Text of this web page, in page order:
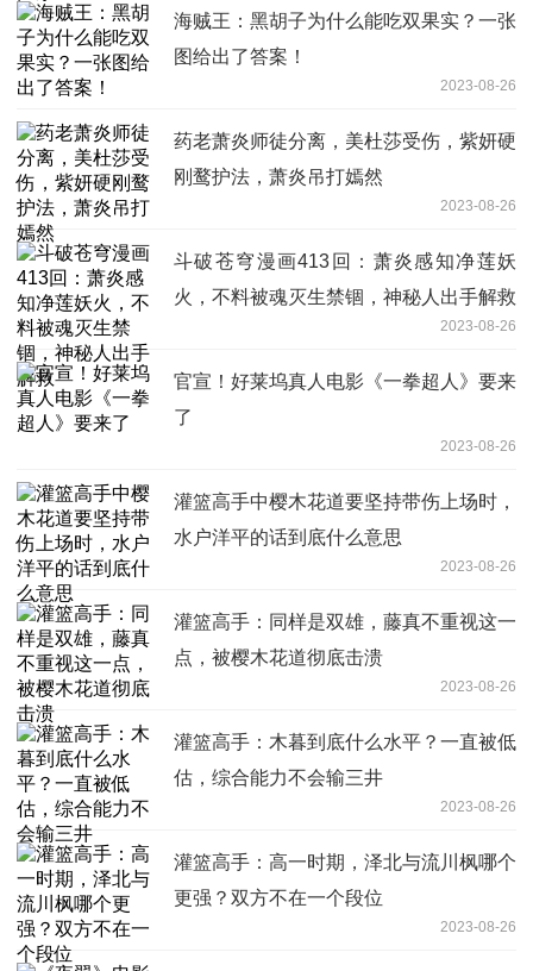
海贼王：黑胡子为什么能吃双果实？一张
图给出了答案！
2023-08-26
药老萧炎师徒分离，美杜莎受伤，紫妍硬
刚鹜护法，萧炎吊打嫣然
2023-08-26
斗破苍穹漫画413回：萧炎感知净莲妖
火，不料被魂灭生禁锢，神秘人出手解救
2023-08-26
官宣！好莱坞真人电影《一拳超人》要来
了
2023-08-26
灌篮高手中樱木花道要坚持带伤上场时，
水户洋平的话到底什么意思
2023-08-26
灌篮高手：同样是双雄，藤真不重视这一
点，被樱木花道彻底击溃
2023-08-26
灌篮高手：木暮到底什么水平？一直被低
估，综合能力不会输三井
2023-08-26
灌篮高手：高一时期，泽北与流川枫哪个
更强？双方不在一个段位
2023-08-26